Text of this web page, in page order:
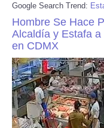
Google Search Trend:
Hombre Se Hace
Alcaldía y Estafa
en CDMX